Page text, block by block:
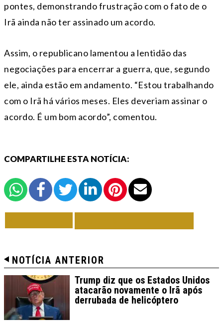
pontes, demonstrando frustração com o fato de o
Irã ainda não ter assinado um acordo.
Assim, o republicano lamentou a lentidão das
negociações para encerrar a guerra, que, segundo
ele, ainda estão em andamento. “Estou trabalhando
com o Irã há vários meses. Eles deveriam assinar o
acordo. É um bom acordo”, comentou.
COMPARTILHE ESTA NOTÍCIA:
NOTÍCIA ANTERIOR
Trump diz que os Estados Unidos
atacarão novamente o Irã após
derrubada de helicóptero